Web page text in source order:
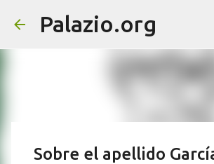
Palazio.org
Sobre el apellido